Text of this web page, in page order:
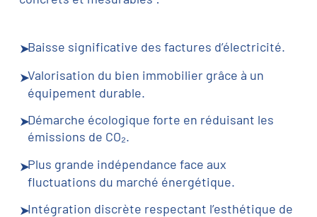
3 kWc de puissance
Batterie virtuelle
Baisse significative des factures d’électricité.
Valorisation du bien immobilier grâce à un
équipement durable.
Démarche écologique forte en réduisant les
émissions de CO₂.
Plus grande indépendance face aux
fluctuations du marché énergétique.
Intégration discrète respectant l’esthétique de